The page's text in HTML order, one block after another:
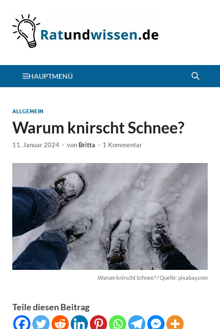
HAUPTMENÜ
ALLGEMEIN
Warum knirscht Schnee?
11. Januar 2024 - von Britta - 1 Kommentar
Warum knirscht Schnee? / Quelle: pixabay.com
Teile diesen Beitrag